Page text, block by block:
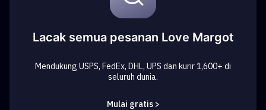
Lacak semua pesanan Love Margot
Mendukung USPS, FedEx, DHL, UPS dan kurir 1,600+ di
seluruh dunia.
Mulai gratis >